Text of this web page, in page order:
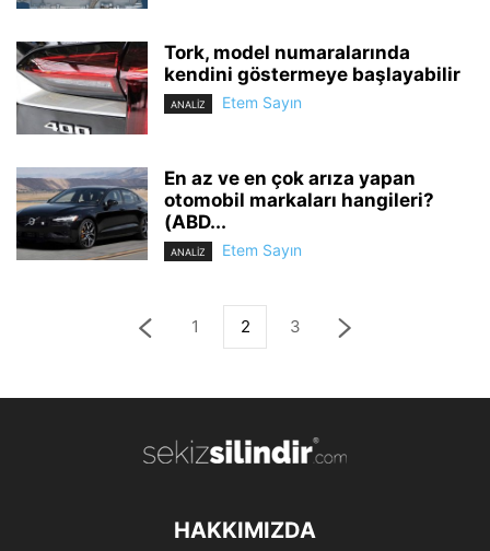
Tork, model numaralarında
kendini göstermeye başlayabilir
ANALİZ Etem Sayın
En az ve en çok arıza yapan
otomobil markaları hangileri?
(ABD...
ANALİZ Etem Sayın
1 2 3
HAKKIMIZDA